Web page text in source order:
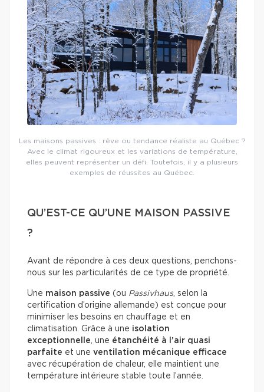
Les maisons passives : rêve ou tendance réaliste au Québec ?
Avec le climat rigoureux et les variations de température,
elles peuvent représenter un défi. Toutefois, il y a plusieurs
exemples de réussites au Québec.
QU’EST-CE QU’UNE MAISON PASSIVE
?
Avant de répondre à ces deux questions, penchons-
nous sur les particularités de ce type de propriété.
Une maison passive (ou Passivhaus, selon la
certification d’origine allemande) est conçue pour
minimiser les besoins en chauffage et en
climatisation. Grâce à une isolation
exceptionnelle, une étanchéité à l’air quasi
parfaite et une ventilation mécanique efficace
avec récupération de chaleur, elle maintient une
température intérieure stable toute l’année.